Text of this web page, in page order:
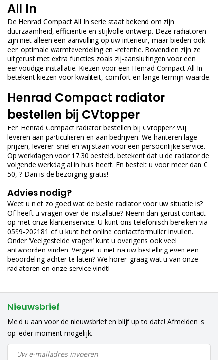
All In
De Henrad Compact All In serie staat bekend om zijn
duurzaamheid, efficiëntie en stijlvolle ontwerp. Deze radiatoren
zijn niet alleen een aanvulling op uw interieur, maar bieden ook
een optimale warmteverdeling en -retentie. Bovendien zijn ze
uitgerust met extra functies zoals zij-aansluitingen voor een
eenvoudige installatie. Kiezen voor een Henrad Compact All In
betekent kiezen voor kwaliteit, comfort en lange termijn waarde.
Henrad Compact radiator
bestellen bij CVtopper
Een Henrad Compact radiator bestellen bij CVtopper? Wij
leveren aan particulieren en aan bedrijven. We hanteren lage
prijzen, leveren snel en wij staan voor een persoonlijke service.
Op werkdagen voor 17.30 besteld, betekent dat u de radiator de
volgende werkdag al in huis heeft. En bestelt u voor meer dan €
50,-? Dan is de bezorging gratis!
Advies nodig?
Weet u niet zo goed wat de beste radiator voor uw situatie is?
Of heeft u vragen over de installatie? Neem dan gerust contact
op met onze klantenservice. U kunt ons telefonisch bereiken via
0599-202181 of u kunt het online contactformulier invullen.
Onder ‘Veelgestelde vragen’ kunt u overigens ook veel
antwoorden vinden. Vergeet u niet na uw bestelling even een
beoordeling achter te laten? We horen graag wat u van onze
radiatoren en onze service vindt!
Nieuwsbrief
Meld u aan voor de nieuwsbrief en blijf up to date! Afmelden is
op ieder moment mogelijk.